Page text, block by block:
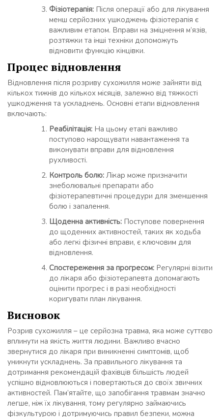
Фізіотерапія: Після операції або для лікування
менш серйозних ушкоджень фізіотерапія є
важливим етапом. Вправи на зміцнення м’язів,
розтяжки та інші техніки допоможуть
відновити функцію кінцівки.
Процес відновлення
Відновлення після розриву сухожилля може зайняти від
кількох тижнів до кількох місяців, залежно від тяжкості
ушкодження та ускладнень. Основні етапи відновлення
включають:
Реабілітація: На цьому етапі важливо
поступово нарощувати навантаження та
виконувати вправи для відновлення
рухливості.
Контроль болю: Лікар може призначити
знеболювальні препарати або
фізіотерапевтичні процедури для зменшення
болю і запалення.
Щоденна активність: Поступове повернення
до щоденних активностей, таких як ходьба
або легкі фізичні вправи, є ключовим для
відновлення.
Спостереження за прогресом: Регулярні візити
до лікаря або фізіотерапевта допомагають
оцінити прогрес і в разі необхідності
коригувати план лікування.
Висновок
Розрив сухожилля – це серйозна травма, яка може суттєво
вплинути на якість життя людини. Важливо вчасно
звернутися до лікаря при виникненні симптомів, щоб
уникнути ускладнень. За правильного лікування та
дотримання рекомендацій фахівців більшість людей
успішно відновлюються і повертаються до своїх звичних
активностей. Пам’ятайте, що запобігання травмам значно
легше, ніж їх лікування, тому регулярно займаючись
фізкультурою і дотримуючись правил безпеки, можна